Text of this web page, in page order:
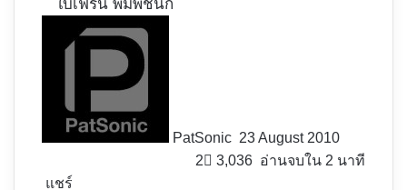
ใบเฟิร์น พิมพ์ชนก
PatSonic 23 August 2010
2
3,036 อ่านจบใน 2 นาที
แชร์